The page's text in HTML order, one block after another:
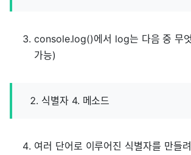
console.log()에서 log는 다음 중 무
가능)
식별자 4. 메소드
여러 단어로 이루어진 식별자를 만들